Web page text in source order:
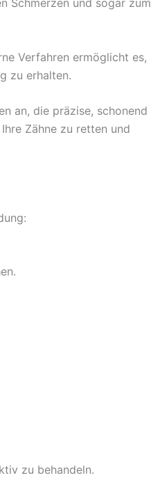
Schmerzen und sogar zum
Verfahren ermöglicht es,
zu erhalten.
an, die präzise, schonend
Zähne zu retten und
zu behandeln.